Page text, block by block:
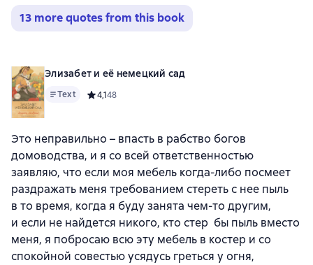
13 more quotes from this book
Элизабет и её немецкий сад
Text Средний рейтинг 4,1 на основе 48 оценок
4,148
Это неправильно – впасть в рабство богов
домоводства, и я со всей ответственностью
заявляю, что если моя мебель когда-либо посмеет
раздражать меня требованием стереть с нее пыль
в то время, когда я буду занята чем-то другим,
и если не найдется никого, кто стер бы пыль вместо
меня, я побросаю всю эту мебель в костер и со
спокойной совестью усядусь греться у огня,